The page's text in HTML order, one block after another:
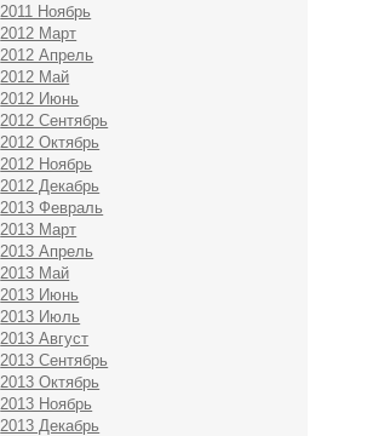
2011 Ноябрь
2012 Март
2012 Апрель
2012 Май
2012 Июнь
2012 Сентябрь
2012 Октябрь
2012 Ноябрь
2012 Декабрь
2013 Февраль
2013 Март
2013 Апрель
2013 Май
2013 Июнь
2013 Июль
2013 Август
2013 Сентябрь
2013 Октябрь
2013 Ноябрь
2013 Декабрь